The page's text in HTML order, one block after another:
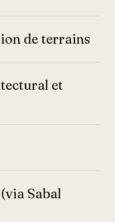
de terrains
et
Sabal